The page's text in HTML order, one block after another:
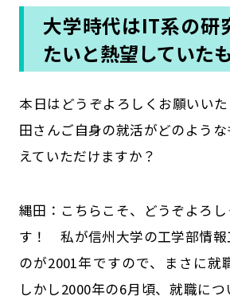
大学時代はIT系の研
たいと熱望してい
――本日はどうぞよろしくお願いい
田さんご自身の就活がどのよう
えていただけますか？
縄田：こちらこそ、どうぞよろ
す！ 私が信州大学の工学部情報
のが2001年ですので、まさに就
しかし2000年の6月頃、就職に